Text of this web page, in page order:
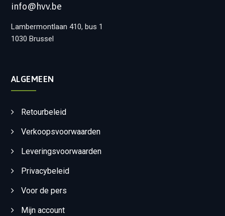
info@hvv.be
Lambermontlaan 410, bus 1
1030 Brussel
ALGEMEEN
Retourbeleid
Verkoopsvoorwaarden
Leveringsvoorwaarden
Privacybeleid
Voor de pers
Mijn account